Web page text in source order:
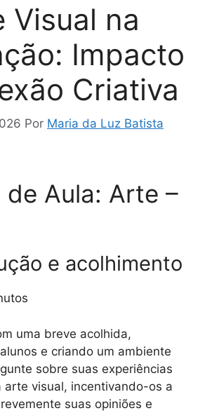
Visual na
Impacto
Criativa
Por Maria da Luz Batista
de Aula: Arte –
e acolhimento
uma breve acolhida,
e criando um ambiente
sobre suas experiências
arte visual, incentivando-os a
suas opiniões e